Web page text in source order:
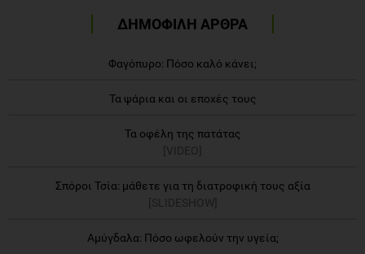
ΔΗΜΟΦΙΛΗ ΑΡΘΡΑ
Φαγόπυρο: Πόσο καλό κάνει;
Τα ψάρια και οι εποχές τους
Τα οφέλη της πατάτας
[VIDEO]
Σπόροι Τσία: μάθετε για τη διατροφική τους αξία
[SLIDESHOW]
Αμύγδαλα: Πόσο ωφελούν την υγεία;